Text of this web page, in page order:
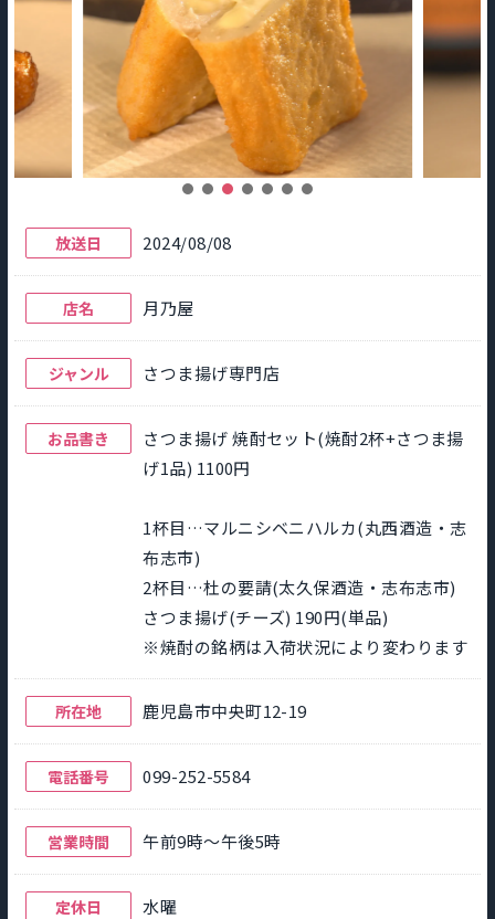
放送日 2024/08/08
店名 月乃屋
ジャンル さつま揚げ専門店
お品書き
さつま揚げ 焼酎セット(焼酎2杯+さつま揚
げ1品) 1100円
1杯目…マルニシベニハルカ(丸西酒造・志
布志市)
2杯目…杜の要請(太久保酒造・志布志市)
さつま揚げ(チーズ) 190円(単品)
※焼酎の銘柄は入荷状況により変わります
所在地 鹿児島市中央町12-19
電話番号 099-252-5584
営業時間 午前9時～午後5時
定休日 水曜